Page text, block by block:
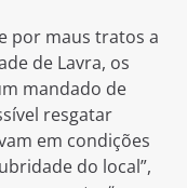
por maus tratos a
de Lavra, os
mandado de
resgatar
em condições
do local”,